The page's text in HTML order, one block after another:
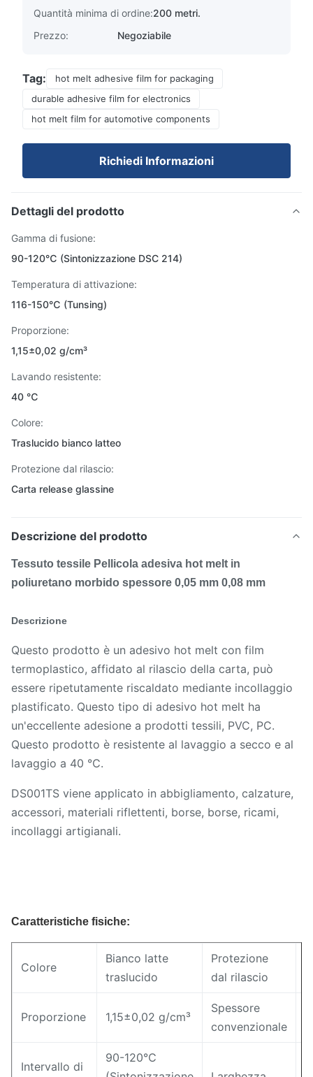
Quantità minima di ordine:200 metri.
Prezzo:
Negoziabile
Tag:
hot melt adhesive film for packaging
durable adhesive film for electronics
hot melt film for automotive components
Richiedi Informazioni
Dettagli del prodotto
Gamma di fusione:
90-120℃ (Sintonizzazione DSC 214)
Temperatura di attivazione:
116-150℃ (Tunsing)
Proporzione:
1,15±0,02 g/cm³
Lavando resistente:
40 ℃
Colore:
Traslucido bianco latteo
Protezione dal rilascio:
Carta release glassine
Descrizione del prodotto
Tessuto tessile Pellicola adesiva hot melt in
poliuretano morbido spessore 0,05 mm 0,08 mm
Descrizione
Questo prodotto è un adesivo hot melt con film
termoplastico, affidato al rilascio della carta, può
essere ripetutamente riscaldato mediante incollaggio
plastificato. Questo tipo di adesivo hot melt ha
un'eccellente adesione a prodotti tessili, PVC, PC.
Questo prodotto è resistente al lavaggio a secco e al
lavaggio a 40 ℃.
DS001TS viene applicato in abbigliamento, calzature,
accessori, materiali riflettenti, borse, borse, ricami,
incollaggi artigianali.
Caratteristiche fisiche:
Colore
Bianco latte
traslucido
Protezione
dal rilascio
Proporzione 1,15±0,02 g/cm³
Spessore
convenzionale
Intervallo di
90-120℃